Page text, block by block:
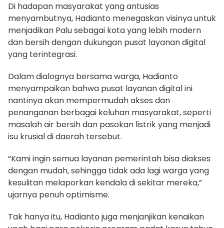
Di hadapan masyarakat yang antusias
menyambutnya, Hadianto menegaskan visinya untuk
menjadikan Palu sebagai kota yang lebih modern
dan bersih dengan dukungan pusat layanan digital
yang terintegrasi.
Dalam dialognya bersama warga, Hadianto
menyampaikan bahwa pusat layanan digital ini
nantinya akan mempermudah akses dan
penanganan berbagai keluhan masyarakat, seperti
masalah air bersih dan pasokan listrik yang menjadi
isu krusial di daerah tersebut.
“Kami ingin semua layanan pemerintah bisa diakses
dengan mudah, sehingga tidak ada lagi warga yang
kesulitan melaporkan kendala di sekitar mereka,”
ujarnya penuh optimisme.
Tak hanya itu, Hadianto juga menjanjikan kenaikan